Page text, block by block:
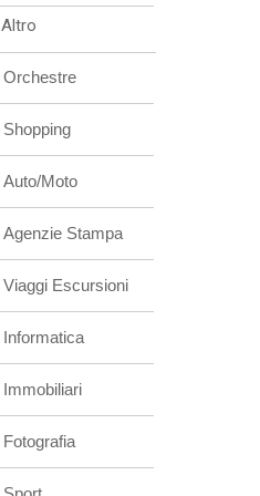
Altro
Orchestre
Shopping
Auto/Moto
Agenzie Stampa
Viaggi Escursioni
Informatica
Immobiliari
Fotografia